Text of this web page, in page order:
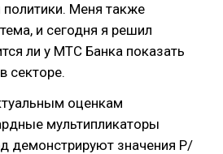
Меня также
и сегодня я решил
ли у МТС Банка показать
секторе.
оценкам
мультипликаторы
демонстрируют значения P/